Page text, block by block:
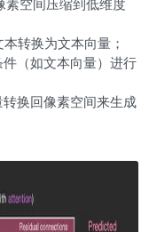
素空间压缩到低维度
转换为文本向量；
（如文本向量）进行
换回像素空间来生成